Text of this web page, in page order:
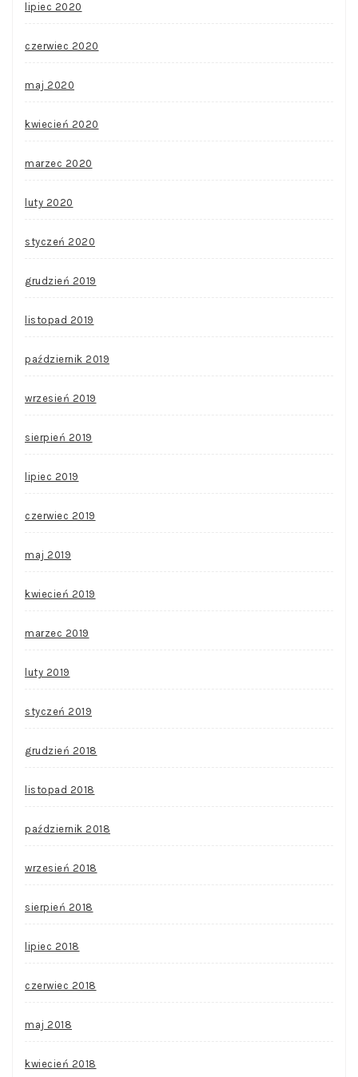
lipiec 2020
czerwiec 2020
maj 2020
kwiecień 2020
marzec 2020
luty 2020
styczeń 2020
grudzień 2019
listopad 2019
październik 2019
wrzesień 2019
sierpień 2019
lipiec 2019
czerwiec 2019
maj 2019
kwiecień 2019
marzec 2019
luty 2019
styczeń 2019
grudzień 2018
listopad 2018
październik 2018
wrzesień 2018
sierpień 2018
lipiec 2018
czerwiec 2018
maj 2018
kwiecień 2018